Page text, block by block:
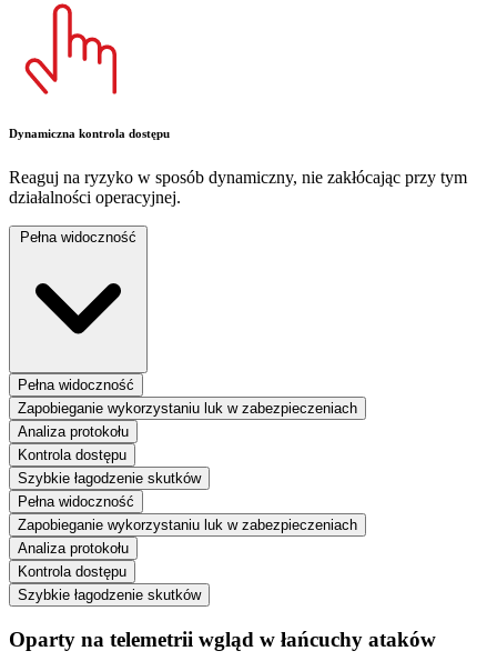
Dynamiczna kontrola dostępu
Reaguj na ryzyko w sposób dynamiczny, nie zakłócając przy tym
działalności operacyjnej.
Pełna widoczność
Pełna widoczność
Zapobieganie wykorzystaniu luk w zabezpieczeniach
Analiza protokołu
Kontrola dostępu
Szybkie łagodzenie skutków
Pełna widoczność
Zapobieganie wykorzystaniu luk w zabezpieczeniach
Analiza protokołu
Kontrola dostępu
Szybkie łagodzenie skutków
Oparty na telemetrii wgląd w łańcuchy ataków